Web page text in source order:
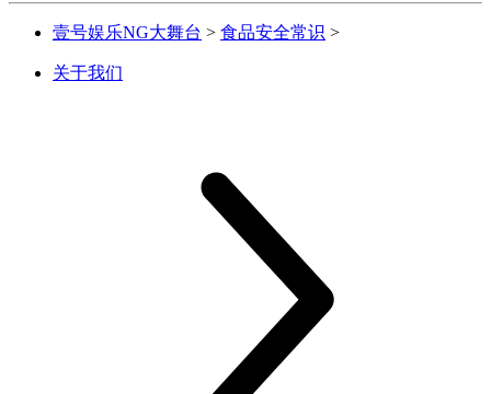
壹号娱乐NG大舞台 > 食品安全常识 >
关于我们